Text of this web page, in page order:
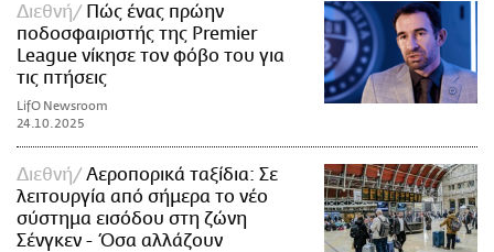
Διεθνή
Πώς ένας πρώην
ποδοσφαιριστής της Premier
League νίκησε τον φόβο του για
τις πτήσεις
LifO Newsroom
24.10.2025
Διεθνή
Αεροπορικά ταξίδια: Σε
λειτουργία από σήμερα το νέο
σύστημα εισόδου στη ζώνη
Σένγκεν - Όσα αλλάζουν